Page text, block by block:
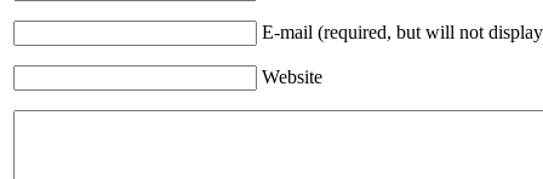
E-mail (required, but will not
Website